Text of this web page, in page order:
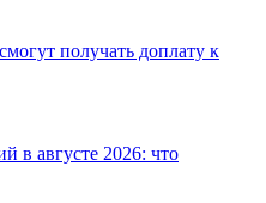
получать доплату к
в августе 2026: что